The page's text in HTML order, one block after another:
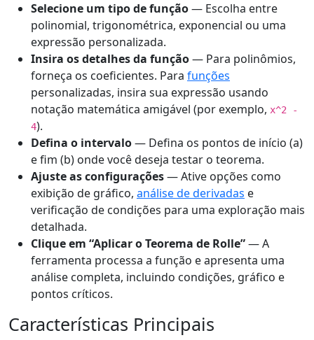
Selecione um tipo de função— Escolha entre
polinomial, trigonométrica, exponencial ou uma
expressão personalizada.
Insira os detalhes da função— Para polinômios,
forneça os coeficientes. Para funções
personalizadas, insira sua expressão usando
notação matemática amigável (por exemplo, x^2 -
4).
Defina o intervalo— Defina os pontos de início (a)
e fim (b) onde você deseja testar o teorema.
Ajuste as configurações— Ative opções como
exibição de gráfico, análise de derivadas e
verificação de condições para uma exploração mais
detalhada.
Clique em “Aplicar o Teorema de Rolle”— A
ferramenta processa a função e apresenta uma
análise completa, incluindo condições, gráfico e
pontos críticos.
Características Principais